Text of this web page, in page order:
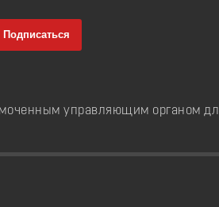
управляющим органом